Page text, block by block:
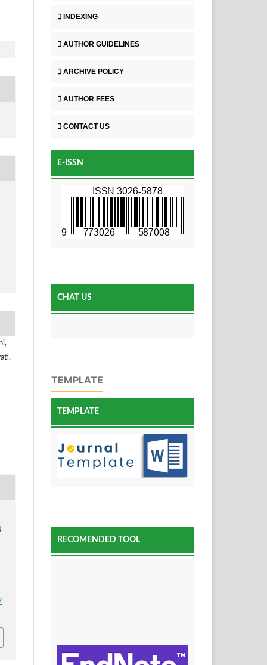
INDEXING
AUTHOR GUIDELINES
ARCHIVE POLICY
AUTHOR FEES
CONTACT US
E-ISSN
CHAT US
TEMPLATE
TEMPLATE
RECOMENDED TOOL